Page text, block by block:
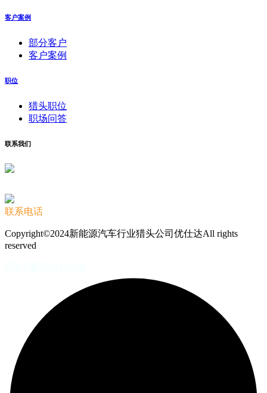
客户案例
部分客户
客户案例
职位
猎头职位
职场问答
联系我们
联系电话
Copyright©2024新能源汽车行业猎头公司优仕达All rights
reserved